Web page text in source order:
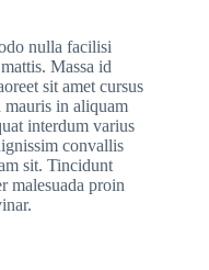
nulla facilisi
Massa id
sit amet cursus
in aliquam
interdum varius
convallis
sit. Tincidunt
malesuada proin